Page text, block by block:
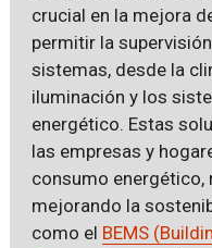
crucial en la mejora
permitir la
sistemas, desde la
iluminación y los
energético. Estas
las empresas y
consumo
mejorando la
como el BEMS